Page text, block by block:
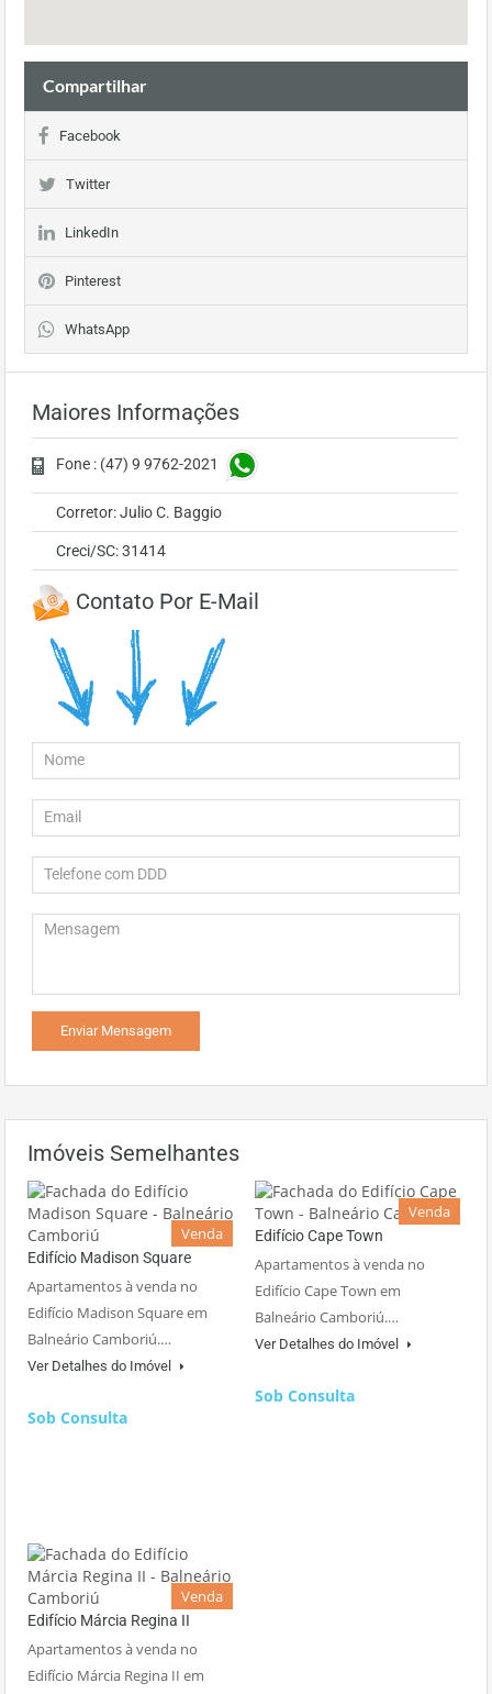
Compartilhar
Facebook
Twitter
LinkedIn
Pinterest
WhatsApp
Maiores Informações
Fone : (47) 9 9762-2021
Corretor: Julio C. Baggio
Creci/SC: 31414
Contato Por E-Mail
Imóveis Semelhantes
Venda
Edifício Madison Square
Apartamentos à venda no
Edifício Madison Square em
Balneário Camboriú.…
Ver Detalhes do Imóvel
Sob Consulta
Venda
Edifício Cape Town
Apartamentos à venda no
Edifício Cape Town em
Balneário Camboriú.…
Ver Detalhes do Imóvel
Sob Consulta
Venda
Edifício Márcia Regina II
Apartamentos à venda no
Edifício Márcia Regina II em